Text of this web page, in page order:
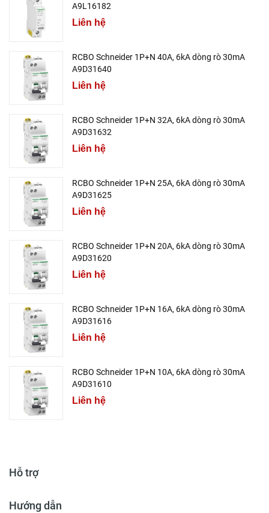
A9L16182
Liên hệ
RCBO Schneider 1P+N 40A, 6kA dòng rò 30mA
A9D31640
Liên hệ
RCBO Schneider 1P+N 32A, 6kA dòng rò 30mA
A9D31632
Liên hệ
RCBO Schneider 1P+N 25A, 6kA dòng rò 30mA
A9D31625
Liên hệ
RCBO Schneider 1P+N 20A, 6kA dòng rò 30mA
A9D31620
Liên hệ
RCBO Schneider 1P+N 16A, 6kA dòng rò 30mA
A9D31616
Liên hệ
RCBO Schneider 1P+N 10A, 6kA dòng rò 30mA
A9D31610
Liên hệ
Hỗ trợ
Hướng dẫn